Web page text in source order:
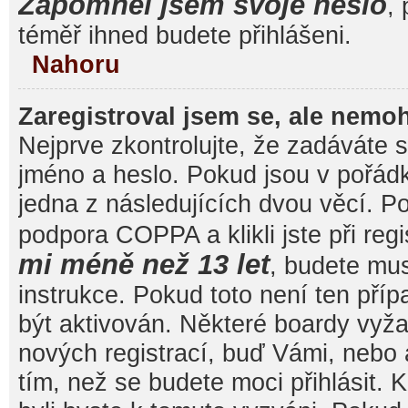
,
téměř ihned budete přihlášeni.
Nahoru
Zaregistroval jsem se, ale
Nejprve zkontrolujte, že zadáváte
jméno a heslo. Pokud jsou v
jedna z následujících dvou věcí.
podpora COPPA a klikli jste při
mi méně než 13 let, budete
instrukce. Pokud toto není ten
být aktivován. Některé boardy
nových registrací, buď Vámi, nebo
tím, než se budete moci přihlásit.